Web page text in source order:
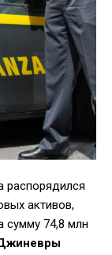
распорядился
активов,
сумму 74,8 млн